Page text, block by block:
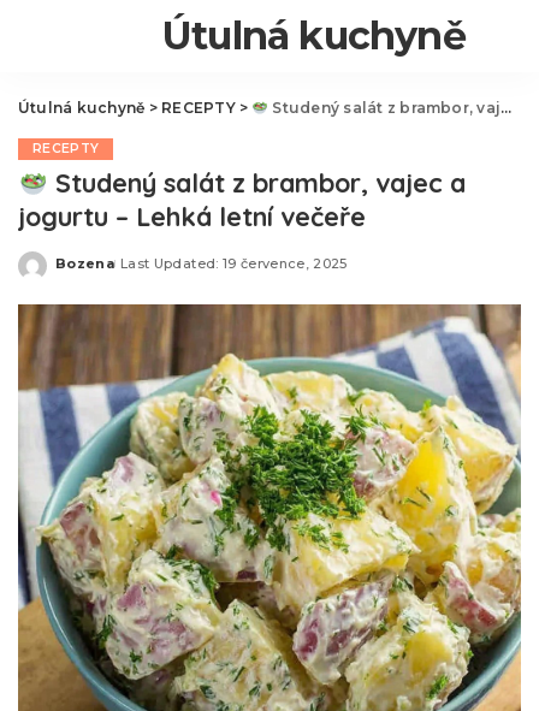
Útulná kuchyně
Útulná kuchyně > RECEPTY> Studený salát z brambor, vajec a jogurtu – Lehká letní večeře
RECEPTY
Studený salát z brambor, vajec a
jogurtu – Lehká letní večeře
Posted
Bozena Last Updated: 19 července, 2025